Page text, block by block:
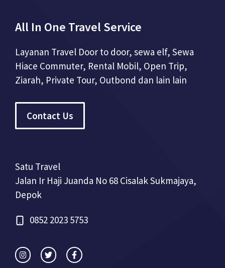
All In One Travel Service
Layanan Travel Door to door, sewa elf, Sewa
Hiace Commuter, Rental Mobil, Open Trip,
Ziarah, Private Tour, Outbond dan lain lain
Contact Us
Satu Travel
Jalan Ir Haji Juanda No 68 Cisalak Sukmajaya,
Depok
0852 2023 5753